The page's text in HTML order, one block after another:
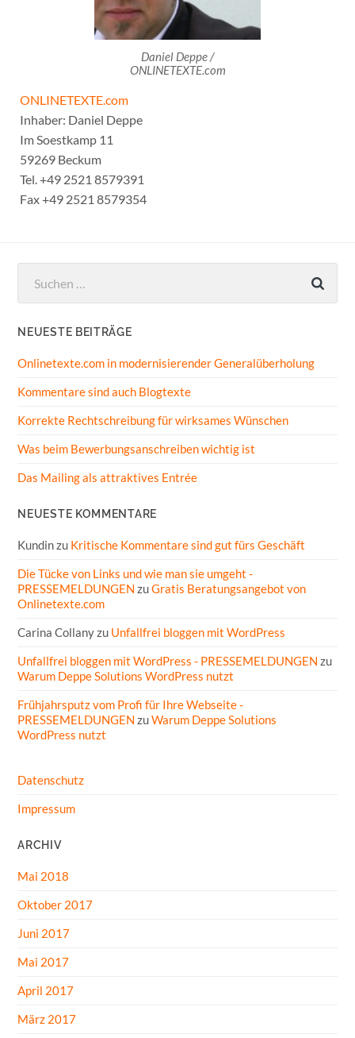
Daniel Deppe /
ONLINETEXTE.com
ONLINETEXTE.com
Inhaber: Daniel Deppe
Im Soestkamp 11
59269 Beckum
Tel. +49 2521 8579391
Fax +49 2521 8579354
nach:
NEUESTE BEITRÄGE
Onlinetexte.com in modernisierender Generalüberholung
Kommentare sind auch Blogtexte
Korrekte Rechtschreibung für wirksames Wünschen
Was beim Bewerbungsanschreiben wichtig ist
Das Mailing als attraktives Entrée
NEUESTE KOMMENTARE
Kundinzu Kritische Kommentare sind gut fürs Geschäft
Die Tücke von Links und wie man sie umgeht -
PRESSEMELDUNGEN zuGratis Beratungsangebot von
Onlinetexte.com
Carina Collanyzu Unfallfrei bloggen mit WordPress
Unfallfrei bloggen mit WordPress - PRESSEMELDUNGEN zu
Warum Deppe Solutions WordPress nutzt
Frühjahrsputz vom Profi für Ihre Webseite -
PRESSEMELDUNGEN zuWarum Deppe Solutions
WordPress nutzt
Datenschutz
Impressum
ARCHIV
Mai 2018
Oktober 2017
Juni 2017
Mai 2017
April 2017
März 2017